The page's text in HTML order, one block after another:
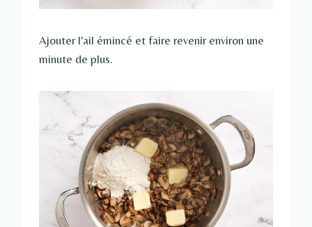
Ajouter l'ail émincé et faire revenir environ une
minute de plus.